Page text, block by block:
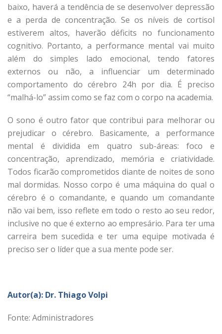
baixo, haverá a tendência de se desenvolver depressão
e a perda de concentração. Se os níveis de cortisol
estiverem altos, haverão déficits no funcionamento
cognitivo. Portanto, a performance mental vai muito
além do simples lado emocional, tendo fatores
externos ou não, a influenciar um determinado
comportamento do cérebro 24h por dia. É preciso
“malhá-lo” assim como se faz com o corpo na academia.
O sono é outro fator que contribui para melhorar ou
prejudicar o cérebro. Basicamente, a performance
mental é dividida em quatro sub-áreas: foco e
concentração, aprendizado, memória e criatividade.
Todos ficarão comprometidos diante de noites de sono
mal dormidas. Nosso corpo é uma máquina do qual o
cérebro é o comandante, e quando um comandante
não vai bem, isso reflete em todo o resto ao seu redor,
inclusive no que é externo ao empresário. Para ter uma
carreira bem sucedida e ter uma equipe motivada é
preciso ser o líder que a sua mente pode ser.
Autor(a): Dr. Thiago Volpi
Fonte: Administradores